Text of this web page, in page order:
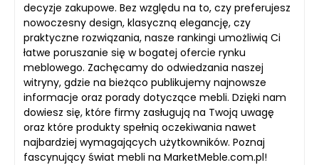
decyzje zakupowe. Bez względu na to, czy preferujesz
nowoczesny design, klasyczną elegancję, czy
praktyczne rozwiązania, nasze rankingi umożliwią Ci
łatwe poruszanie się w bogatej ofercie rynku
meblowego. Zachęcamy do odwiedzania naszej
witryny, gdzie na bieżąco publikujemy najnowsze
informacje oraz porady dotyczące mebli. Dzięki nam
dowiesz się, które firmy zasługują na Twoją uwagę
oraz które produkty spełnią oczekiwania nawet
najbardziej wymagających użytkowników. Poznaj
fascynujący świat mebli na MarketMeble.com.pl!